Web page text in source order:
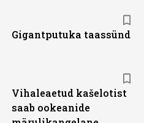
Gigantputuka taassünd
Vihaleaetud kašelotist
saab ookeanide